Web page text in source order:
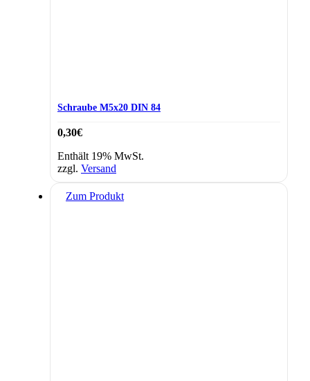
Schraube M5x20 DIN 84
0,30€
Enthält 19% MwSt.
zzgl. Versand
Zum Produkt